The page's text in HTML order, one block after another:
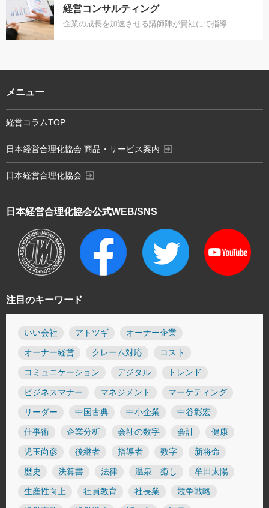
経営コンサルティング
企業の成長を加速させる講師陣が貴社にて指導
注目のキーワード
いい会社 アトツギ オーナー企業
オーナー経営 クレーム対応 コスト
コミュニケーション デジタル トレンド
ビジネスマナー マネジメント マーケティング
リーダー 中国古典 中小企業 中谷彰宏
仕事術 企業分析 会社の数字 会計 健康
児玉尚彦 後継者 指導者 数字 新将命
歴史 決算書 法律 温泉 癒し 牟田太陽
生産性向上 社員教育 社長業 競争戦略
日本経営合理化協会公式WEB/SNS
メニュー
経営コラムTOP
日本経営合理化協会 商品・サービス案内 exit_to_app
日本経営合理化協会 exit_to_app